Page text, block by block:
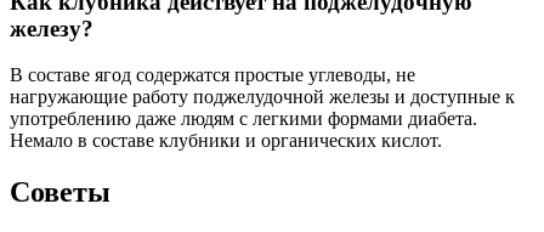
железу?
В составе ягод содержатся простые углеводы, не
нагружающие работу поджелудочной железы и доступные к
употреблению даже людям с легкими формами диабета.
Немало в составе клубники и органических кислот.
Советы